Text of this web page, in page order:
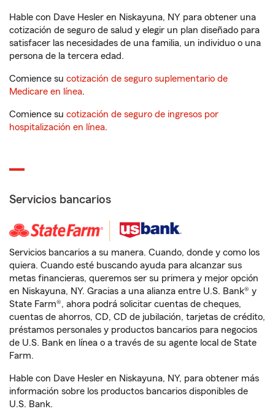
Hable con Dave Hesler en Niskayuna, NY para obtener una
cotización de seguro de salud y elegir un plan diseñado para
satisfacer las necesidades de una familia, un individuo o una
persona de la tercera edad.
Comience su cotización de seguro suplementario de
Medicare en línea.
Comience su cotización de seguro de ingresos por
hospitalización en línea.
Servicios bancarios
Servicios bancarios a su manera. Cuando, donde y como los
quiera. Cuando esté buscando ayuda para alcanzar sus
metas financieras, queremos ser su primera y mejor opción
en Niskayuna, NY. Gracias a una alianza entre U.S. Bank® y
State Farm®, ahora podrá solicitar cuentas de cheques,
cuentas de ahorros, CD, CD de jubilación, tarjetas de crédito,
préstamos personales y productos bancarios para negocios
de U.S. Bank en línea o a través de su agente local de State
Farm.
Hable con Dave Hesler en Niskayuna, NY, para obtener más
información sobre los productos bancarios disponibles de
U.S. Bank.